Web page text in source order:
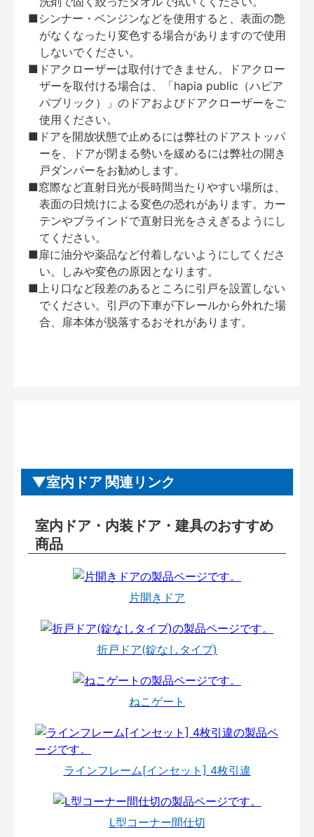
■シンナー・ベンジンなどを使用すると、表面の艶
がなくなったり変色する場合がありますので使用
しないでください。
■ドアクローザーは取付けできません。ドアクロー
ザーを取付ける場合は、「hapia public（ハピア
パブリック）」のドアおよびドアクローザーをご
使用ください。
■ドアを開放状態で止めるには弊社のドアストッパ
ーを、ドアが閉まる勢いを緩めるには弊社の開き
戸ダンパーをお勧めします。
■窓際など直射日光が長時間当たりやすい場所は、
表面の日焼けによる変色の恐れがあります。カー
テンやブラインドで直射日光をさえぎるようにし
てください。
■扉に油分や薬品など付着しないようにしてくださ
い。しみや変色の原因となります。
■上り口など段差のあるところに引戸を設置しない
でください。引戸の下車が下レールから外れた場
合、扉本体が脱落するおそれがあります。
室内ドア 関連リンク
室内ドア・内装ドア・建具のおすすめ
商品
片開きドア
折戸ドア(錠なしタイプ)
ねこゲート
ラインフレーム[インセット] 4枚引違
L型コーナー間仕切